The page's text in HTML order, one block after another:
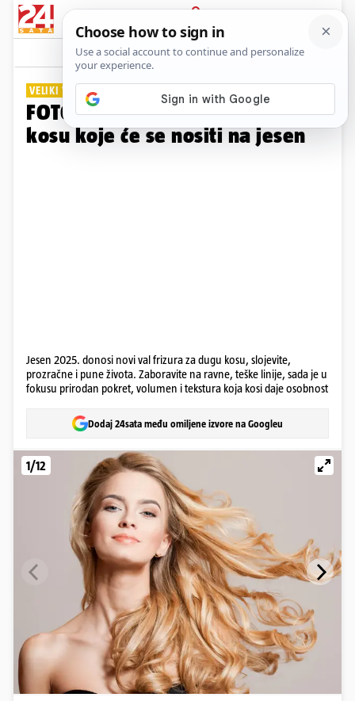
PRIJAVA
Galerija Komentari
VELIKI VODIČ
FOTO Ovo su frizure za dugu
kosu koje će se nositi na jesen
Jesen 2025. donosi novi val frizura za dugu kosu, slojevite,
prozračne i pune života. Zaboravite na ravne, teške linije, sada je u
fokusu prirodan pokret, volumen i tekstura koja kosi daje osobnost
Dodaj 24sata među omiljene izvore na Googleu
1/12